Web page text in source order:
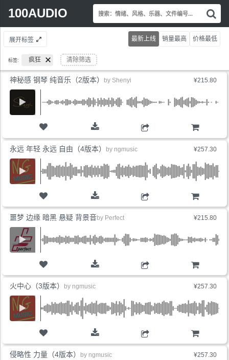
100AUDIO
Search
索
情
绪
乐
文
展开标签
标签: 疯狂 清除筛选
最新上线 销量最高 价格最低
¥215.80
神秘感 钢琴 纯音乐（2版本） by Shenyi
¥257.30
购物车
永远 年轻 永远 自由（4版本） by ngmusic
¥215.80
购物车
噩梦 边缘 暗黑 悬疑 背景音by Perfect
¥257.30
购物车
火中心（3版本） by ngmusic
¥257.30
侵略性 力量（4版本） by ngmusic